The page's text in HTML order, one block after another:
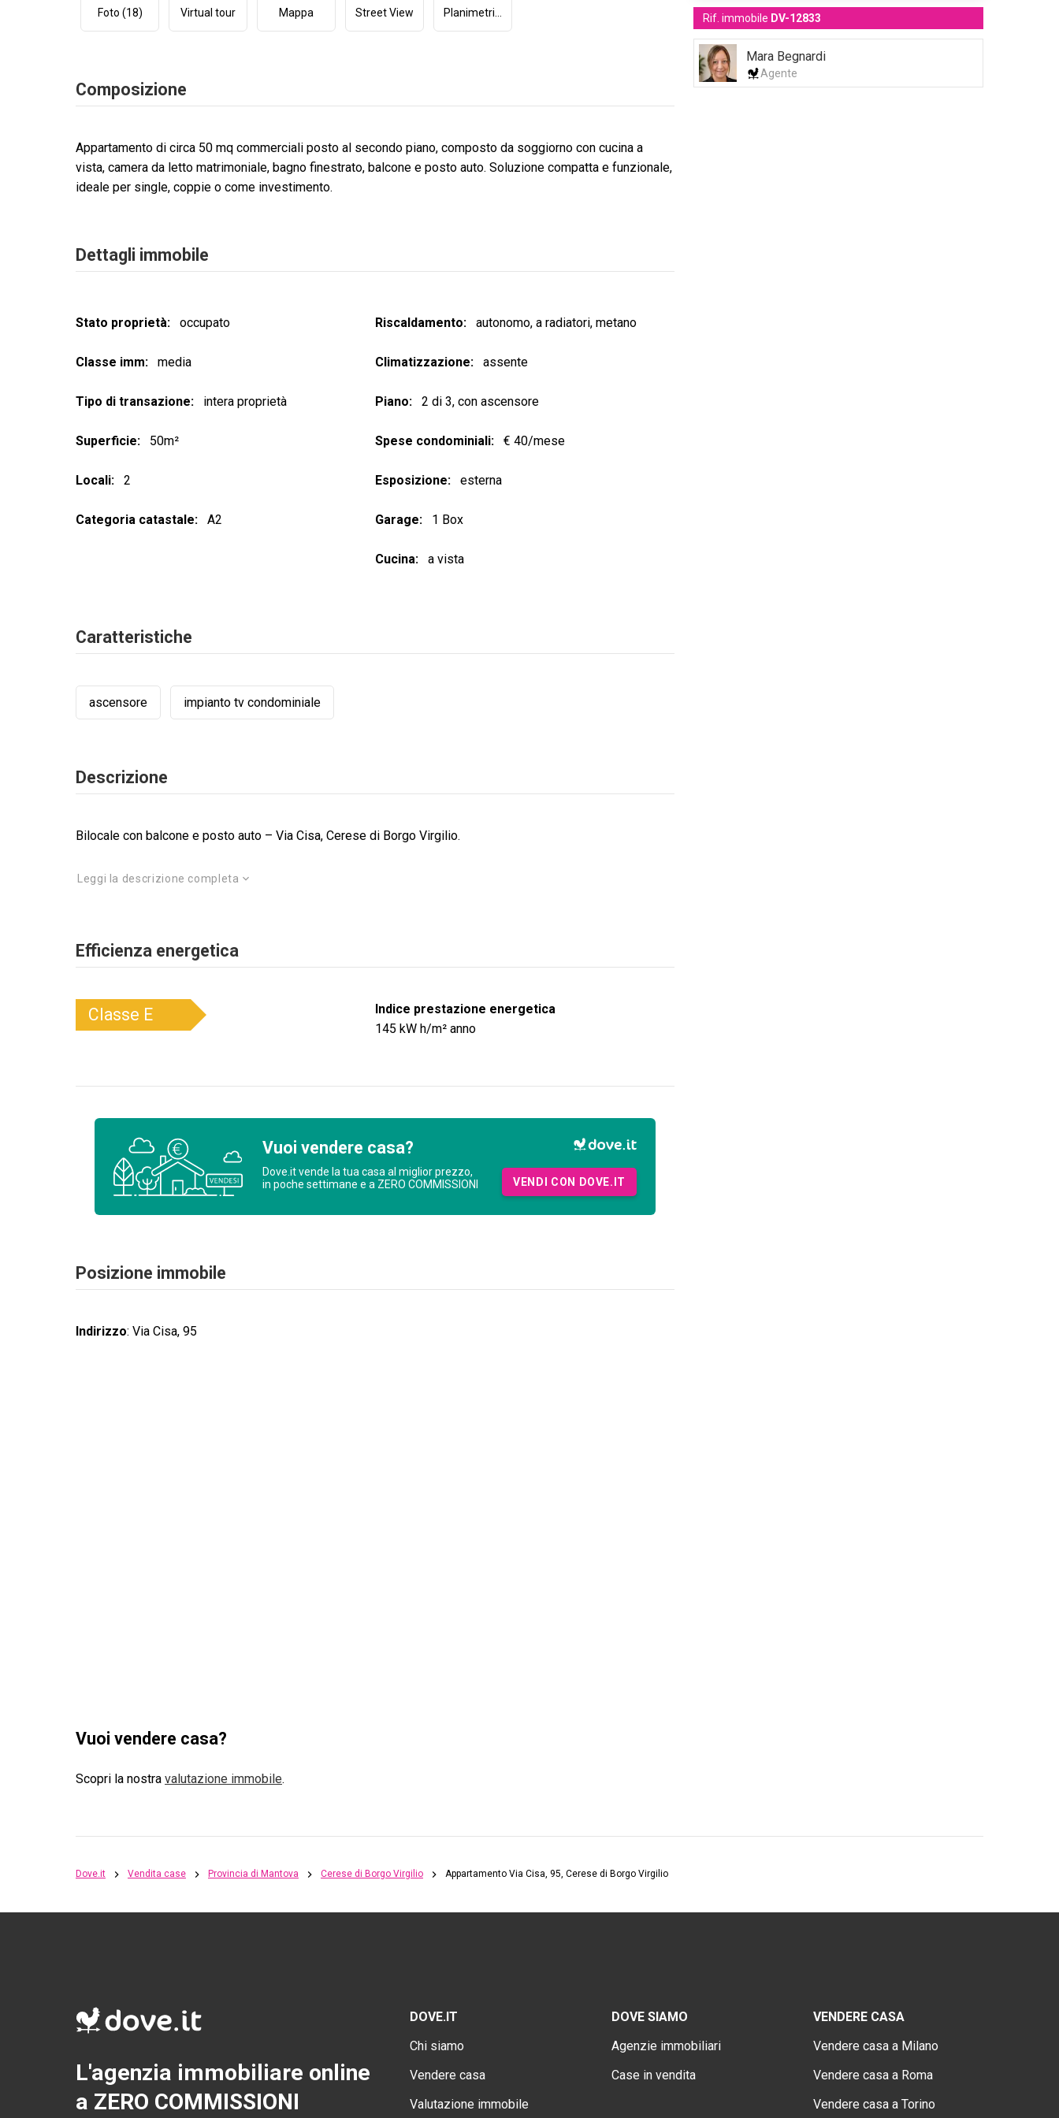
Foto (18) Virtual tour Mappa Street View Planimetria (1)
Composizione
Appartamento di circa 50 mq commerciali posto al secondo piano, composto da soggiorno con cucina a
vista, camera da letto matrimoniale, bagno finestrato, balcone e posto auto. Soluzione compatta e funzionale,
ideale per single, coppie o come investimento.
Dettagli immobile
Stato proprietà occupato
Classe imm media
Tipo di transazione intera proprietà
Superficie 50m²
Locali 2
Categoria catastale A2
Riscaldamento autonomo, a radiatori, metano
Climatizzazione assente
Piano 2 di 3, con ascensore
Spese condominiali € 40/mese
Esposizione esterna
Garage 1 Box
Cucina a vista
Caratteristiche
ascensore impianto tv condominiale
Descrizione
Bilocale con balcone e posto auto – Via Cisa, Cerese di Borgo Virgilio.
Leggi la descrizione completa
Efficienza energetica
Classe E
Indice prestazione energetica
145 kW h/m² anno
Vuoi vendere casa?
Dove.it vende la tua casa al miglior prezzo,
in poche settimane e a ZERO COMMISSIONI
VENDI CON DOVE.IT
Posizione immobile
Indirizzo: Via Cisa, 95
Vuoi vendere casa?
Scopri la nostra valutazione immobile.
Rif. immobile DV-12833
Mara Begnardi
Agente
Dove.it Vendita case Provincia di Mantova Cerese di Borgo Virgilio Appartamento Via Cisa, 95, Cerese di Borgo Virgilio
L'agenzia immobiliare online
a ZERO COMMISSIONI
DOVE.IT
Chi siamo
Vendere casa
Valutazione immobile
DOVE SIAMO
Agenzie immobiliari
Case in vendita
VENDERE CASA
Vendere casa a Milano
Vendere casa a Roma
Vendere casa a Torino